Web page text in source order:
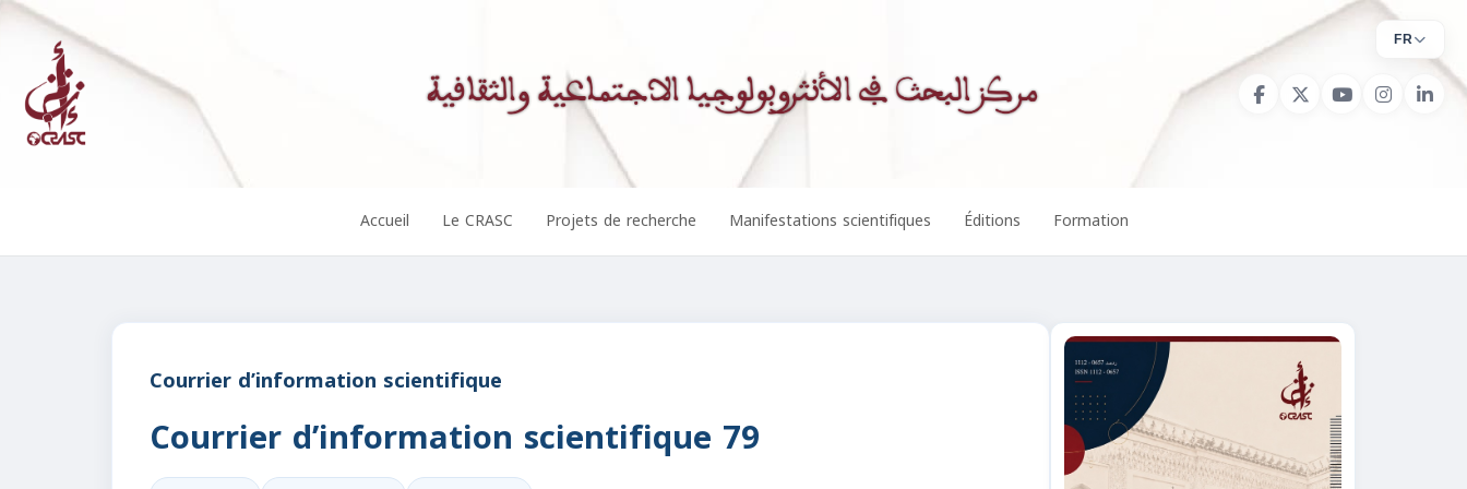
FR
Accueil Le CRASC Projets de recherche Manifestations scientifiques Éditions Formation
Courrier d’information scientifique
Courrier d’information scientifique 79